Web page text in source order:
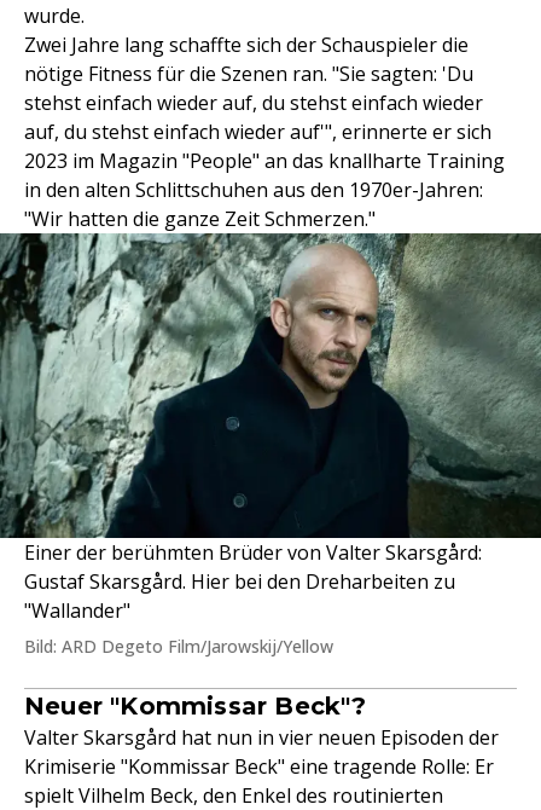
wurde.
Zwei Jahre lang schaffte sich der Schauspieler die
nötige Fitness für die Szenen ran. "Sie sagten: 'Du
stehst einfach wieder auf, du stehst einfach wieder
auf, du stehst einfach wieder auf'", erinnerte er sich
2023 im Magazin "People" an das knallharte Training
in den alten Schlittschuhen aus den 1970er-Jahren:
"Wir hatten die ganze Zeit Schmerzen."
Einer der berühmten Brüder von Valter Skarsgård:
Gustaf Skarsgård. Hier bei den Dreharbeiten zu
"Wallander"
Bild: ARD Degeto Film/Jarowskij/Yellow
Neuer "Kommissar Beck"?
Valter Skarsgård hat nun in vier neuen Episoden der
Krimiserie "Kommissar Beck" eine tragende Rolle: Er
spielt Vilhelm Beck, den Enkel des routinierten